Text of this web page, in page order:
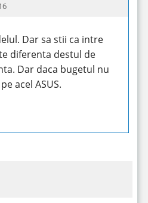
Dar sa stii ca intre
diferenta destul de
Dar daca bugetul nu
acel ASUS.